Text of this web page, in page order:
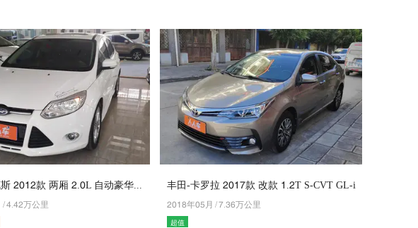
/7.75万公里
丰田-卡罗拉 5046款 改款 4.5T S-CVT GL-i
5049年01月 /6.32万公里
超值